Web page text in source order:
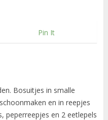
Pin It
Bosuitjes in smalle
en in reepjes
peperreepjes en 2 eetlepels